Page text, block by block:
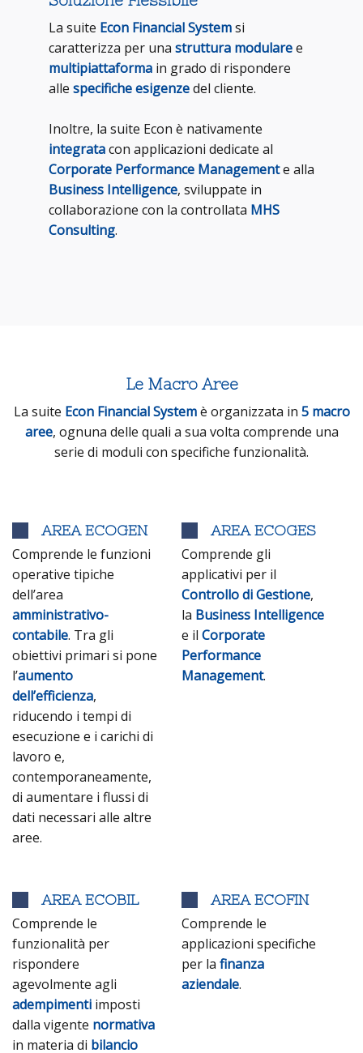
La suite Econ Financial Systemsi
caratterizza per una struttura modularee
multipiattaforma in grado di rispondere
alle specifiche esigenzedel cliente.
Inoltre, la suite Econ è nativamente
integratacon applicazioni dedicate al
Corporate Performance Managemente alla
Business Intelligence, sviluppate in
collaborazione con la controllata MHS
Consulting.
Le Macro Aree
La suite Econ Financial Systemè organizzata in 5 macro
aree, ognuna delle quali a sua volta comprende una
serie di moduli con specifiche funzionalità.
AREA ECOGEN
Comprende le funzioni
operative tipiche
dell’area
amministrativo-
contabile. Tra gli
obiettivi primari si pone
l’aumento
dell’efficienza,
riducendo i tempi di
esecuzione e i carichi di
lavoro e,
contemporaneamente,
di aumentare i flussi di
dati necessari alle altre
aree.
AREA ECOGES
Comprende gli
applicativi per il
Controllo di Gestione,
la Business Intelligence
e il Corporate
Performance
Management.
AREA ECOBIL
Comprende le
funzionalità per
rispondere
agevolmente agli
adempimenti imposti
dalla vigente normativa
in materia di bilancio
AREA ECOFIN
Comprende le
applicazioni specifiche
per la finanza
aziendale.